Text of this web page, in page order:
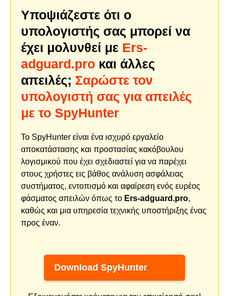
Υποψιάζεστε ότι ο
υπολογιστής σας μπορεί να
έχει μολυνθεί με Ers-
adguard.pro και άλλες
απειλές; Σαρώστε τον
υπολογιστή σας για απειλές
με το SpyHunter
Το SpyHunter είναι ένα ισχυρό εργαλείο
αποκατάστασης και προστασίας κακόβουλου
λογισμικού που έχει σχεδιαστεί για να παρέχει
στους χρήστες εις βάθος ανάλυση ασφάλειας
συστήματος, εντοπισμό και αφαίρεση ενός ευρέος
φάσματος απειλών όπως το Ers-adguard.pro,
καθώς και μια υπηρεσία τεχνικής υποστήριξης ένας
προς έναν.
Download SpyHunter